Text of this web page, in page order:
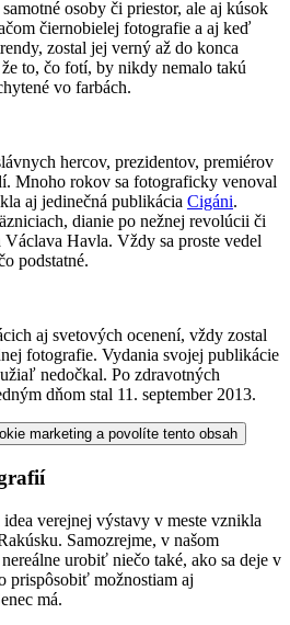
osoby či priestor, ale aj kúsok
čiernobielej fotografie a aj keď
zostal jej verný až do konca
to, čo fotí, by nikdy nemalo takú
vo farbách.
hercov, prezidentov, premiérov
Mnoho rokov sa fotograficky venoval
aj jedinečná publikácia Cigáni.
dianie po nežnej revolúcii či
Václava Havla. Vždy sa proste vedel
podstatné.
aj svetových ocenení, vždy zostal
fotografie. Vydania svojej publikácie
nedočkal. Po zdravotných
dňom stal 11. september 2013.
marketing a povolíte tento obsah
verejnej výstavy v meste vznikla
Samozrejme, v našom
urobiť niečo také, ako sa deje v
prispôsobiť možnostiam aj
má.